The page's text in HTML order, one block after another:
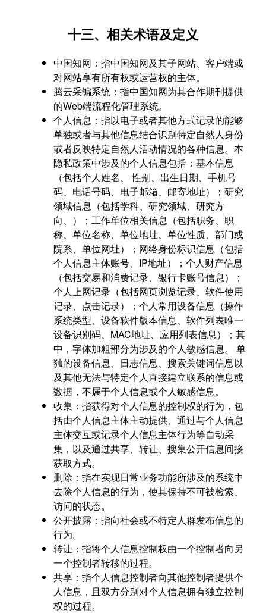
十三、相关术语及定义
中国知网：指中国知网及其子网站、客户端或
对网站享有所有权或运营权的主体。
腾云采编系统：指中国知网为其合作期刊提供
的Web端流程化管理系统。
个人信息：指以电子或者其他方式记录的能够
单独或者与其他信息结合识别特定自然人身份
或者反映特定自然人活动情况的各种信息。本
隐私政策中涉及的个人信息包括：基本信息
（包括个人姓名、 性别、出生日期、手机号
码、电话号码、电子邮箱、邮寄地址）；研究
领域信息（包括学科、研究领域、研究方
向、）；工作单位相关信息（包括职务、职
称、单位名称、单位地址、单位性质、部门或
院系、单位网址）；网络身份标识信息（包括
个人信息主体账号、IP地址）；个人财产信息
（包括交易和消费记录、银行卡账号信息）；
个人上网记录（包括网页浏览记录、软件使用
记录、点击记录）；个人常用设备信息（操作
系统类型、设备软件版本信息、软件列表唯一
设备识别码、MAC地址、应用列表信息）；其
中，字体加粗部分为涉及的个人敏感信息。 单
独的设备信息、日志信息、搜索关键词信息以
及其他无法与特定个人直接建立联系的信息或
数据，不属于个人信息或个人敏感信息。
收集：指获得对个人信息的控制权的行为，包
括由个人信息主体主动提供、通过与个人信息
主体交互或记录个人信息主体行为等自动采
集，以及通过共享、转让、搜集公开信息间接
获取方式。
删除：指在实现日常业务功能所涉及的系统中
去除个人信息的行为，使其保持不可被检索、
访问的状态。
公开披露：指向社会或不特定人群发布信息的
行为。
转让：指将个人信息控制权由一个控制者向另
一个控制者转移的过程。
共享：指个人信息控制者向其他控制者提供个
人信息，且双方分别对个人信息拥有独立控制
权的过程。